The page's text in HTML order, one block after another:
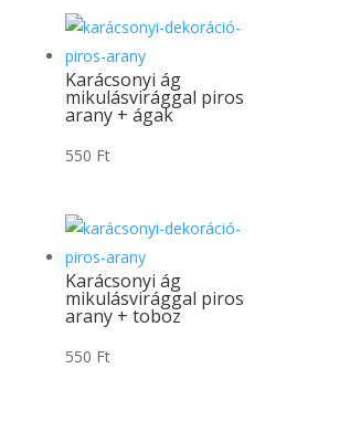
Karácsonyi ág
mikulásvirággal piros
arany + ágak
550 Ft
Karácsonyi ág
mikulásvirággal piros
arany + toboz
550 Ft